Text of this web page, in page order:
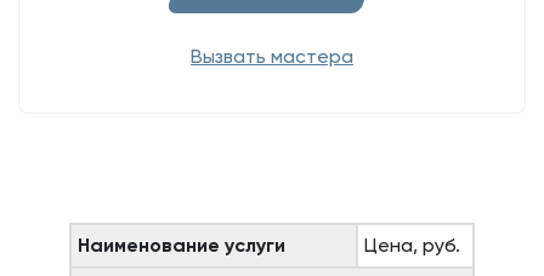
Вызвать мастера
Наименование услуги
Цена, руб.